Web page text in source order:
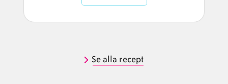
Se alla recept